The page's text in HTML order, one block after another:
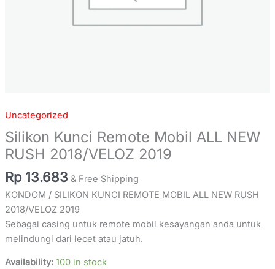
Uncategorized
Silikon Kunci Remote Mobil ALL NEW
RUSH 2018/VELOZ 2019
Rp 13.683 & Free Shipping
KONDOM / SILIKON KUNCI REMOTE MOBIL ALL NEW RUSH
2018/VELOZ 2019
Sebagai casing untuk remote mobil kesayangan anda untuk
melindungi dari lecet atau jatuh.
Availability: 100 in stock